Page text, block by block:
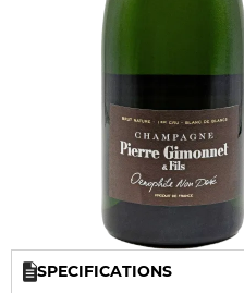
SPECIFICATIONS